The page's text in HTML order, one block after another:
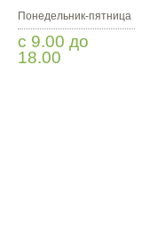
Понедельник-пятница
с 9.00 до
18.00